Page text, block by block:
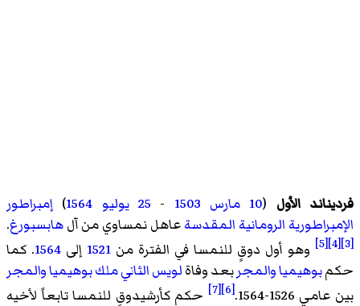
فرديناند الأول (10 مارس 1503
- 25 يوليو 1564
) إمبراطور
الإمبراطورية الرومانية المقدسةعاهل نمساوي من آلهابسبورغ.
[3]
[4]
[5] وهو أول دوقٍ للنمسا في الفترة من 1521 إلى 1564. كما
حكمبوهيمياوالمجربعد وفاةلويس الثاني ملك بوهيميا والمجر
بين عامي 1526-1564.
[6]
[7]
حكم كأرشيدوقٍ للنمسا تابعاً لأخيه